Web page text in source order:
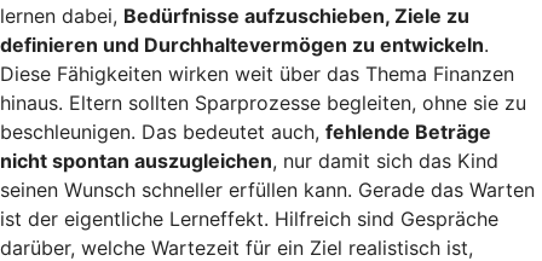
lernen dabei, Bedürfnisse aufzuschieben, Ziele zu
definieren und Durchhaltevermögen zu entwickeln.
Diese Fähigkeiten wirken weit über das Thema Finanzen
hinaus. Eltern sollten Sparprozesse begleiten, ohne sie zu
beschleunigen. Das bedeutet auch, fehlende Beträge
nicht spontan auszugleichen, nur damit sich das Kind
seinen Wunsch schneller erfüllen kann. Gerade das Warten
ist der eigentliche Lerneffekt. Hilfreich sind Gespräche
darüber, welche Wartezeit für ein Ziel realistisch ist,